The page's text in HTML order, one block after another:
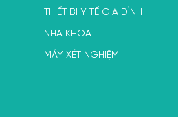
THIẾT BỊ Y TẾ GIA ĐÌNH
NHA KHOA
MÁY XÉT NGHIỆM